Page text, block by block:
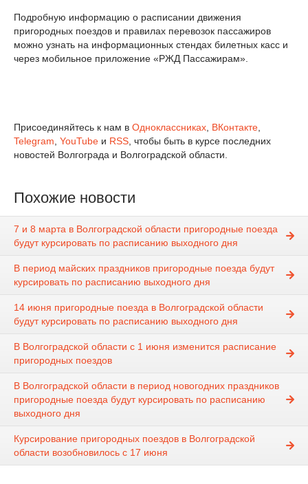
Подробную информацию о расписании движения
пригородных поездов и правилах перевозок пассажиров
можно узнать на информационных стендах билетных касс и
через мобильное приложение «РЖД Пассажирам».
Присоединяйтесь к нам в Одноклассниках ВКонтакте
Telegram YouTube и RSS , чтобы быть в курсе последних
новостей Волгограда и Волгоградской области.
Похожие новости
7 и 8 марта в Волгоградской области пригородные поезда
будут курсировать по расписанию выходного дня
В период майских праздников пригородные поезда будут
курсировать по расписанию выходного дня
14 июня пригородные поезда в Волгоградской области
будут курсировать по расписанию выходного дня
В Волгоградской области с 1 июня изменится расписание
пригородных поездов
В Волгоградской области в период новогодних праздников
пригородные поезда будут курсировать по расписанию
выходного дня
Курсирование пригородных поездов в Волгоградской
области возобновилось с 17 июня